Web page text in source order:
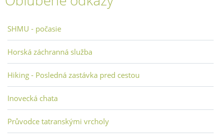
SHMU - počasie
Horská záchranná služba
Hiking - Posledná zastávka pred cestou
Inovecká chata
Průvodce tatranskými vrcholy